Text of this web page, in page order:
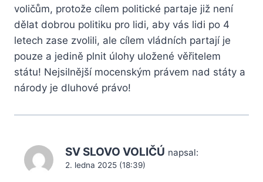
voličům, protože cílem politické partaje již není
dělat dobrou politiku pro lidi, aby vás lidi po 4
letech zase zvolili, ale cílem vládních partají je
pouze a jedině plnit úlohy uložené věřitelem
státu! Nejsilnější mocenským právem nad státy a
národy je dluhové právo!
SV SLOVO VOLIČÚ napsal:
2. ledna 2025 (18:39)